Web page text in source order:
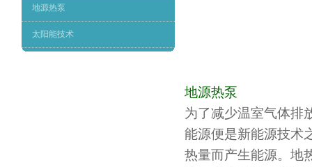
地源热泵
太阳能技术
地源热泵
为了减少温室气体排
能源便是新能源技术
热量而产生能源。地